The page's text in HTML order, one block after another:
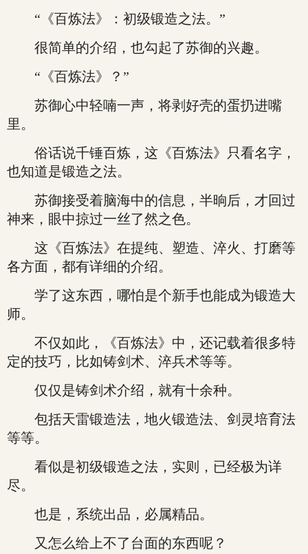
“《百炼法》：初级锻造之法。”
很简单的介绍，也勾起了苏御的兴趣。
“《百炼法》？”
苏御心中轻喃一声，将剥好壳的蛋扔进嘴
里。
俗话说千锤百炼，这《百炼法》只看名字，
也知道是锻造之法。
苏御接受着脑海中的信息，半晌后，才回过
神来，眼中掠过一丝了然之色。
这《百炼法》在提纯、塑造、淬火、打磨等
各方面，都有详细的介绍。
学了这东西，哪怕是个新手也能成为锻造大
师。
不仅如此，《百炼法》中，还记载着很多特
定的技巧，比如铸剑术、淬兵术等等。
仅仅是铸剑术介绍，就有十余种。
包括天雷锻造法，地火锻造法、剑灵培育法
等等。
看似是初级锻造之法，实则，已经极为详
尽。
也是，系统出品，必属精品。
又怎么给上不了台面的东西呢？